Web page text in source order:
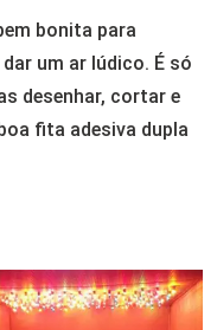
bonita para
um ar lúdico. É só
desenhar, cortar e
fita adesiva dupla